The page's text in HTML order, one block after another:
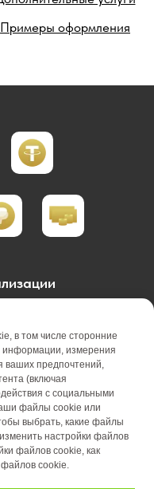
Примеры оформления
Акции
Отзывы
Контакты
в том числе сторонние
информации, измерения
ваших предпочтений,
(включая
с социальными
файлы cookie или
выбрать, какие файлы
настройки файлов
файлов cookie, как
cookie.